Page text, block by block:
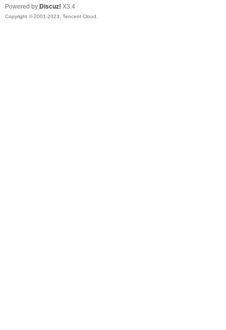
Powered by Discuz! X3.4
Copyright © 2001-2023, Tencent Cloud.